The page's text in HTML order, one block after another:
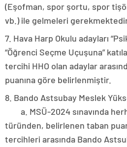
(Eşofman, spor şortu, spor
vb.) ile gelmeleri
7. Hava Harp Okulu adayları
“Öğrenci Seçme Uçuşuna”
tercihi HHO olan adaylar
puanına göre belirlenmiştir.
8. Bando Astsubay Meslek
a. MSÜ-2024 sınavında
türünden, belirlenen taban
tercihleri arasında Bando